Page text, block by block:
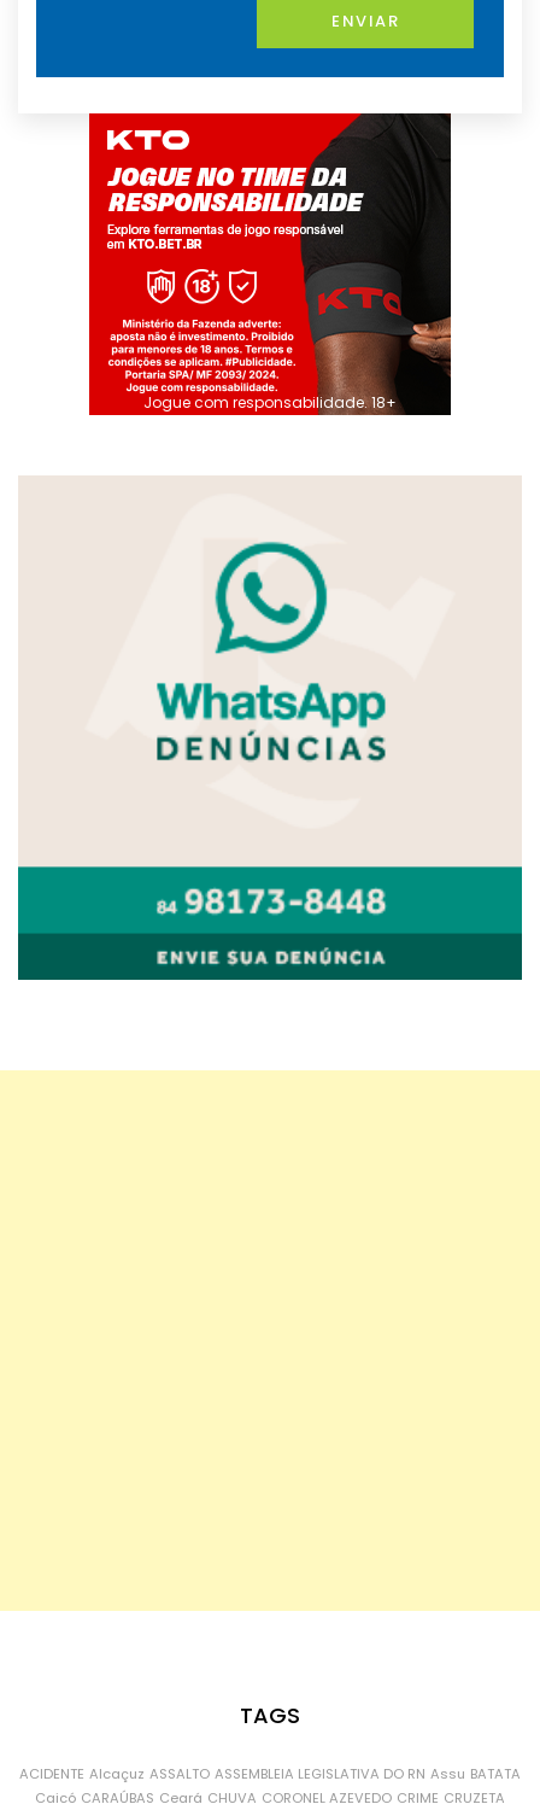
ENVIAR
Jogue com responsabilidade. 18+
TAGS
ACIDENTE Alcaçuz ASSALTO ASSEMBLEIA LEGISLATIVA DO RN Assu BATATA
Caicó CARAÚBAS Ceará CHUVA CORONEL AZEVEDO CRIME CRUZETA